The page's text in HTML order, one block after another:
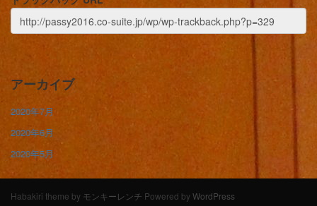
アーカイブ
2020年7月
2020年6月
2020年5月
Habakiri theme by モンキーレンチ Powered byWordPress